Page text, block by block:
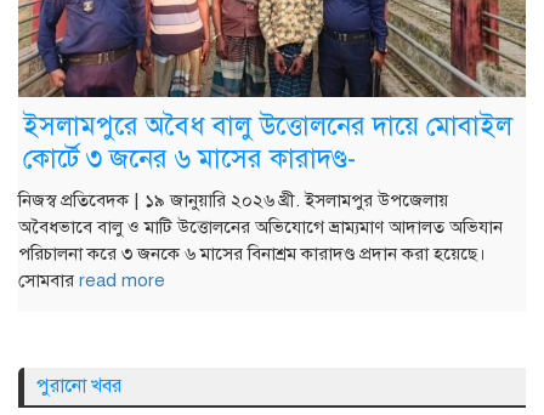
ইসলামপুরে অবৈধ বালু উত্তোলনের দায়ে মোবাইল
কোর্টে ৩ জনের ৬ মাসের কারাদণ্ড-
নিজস্ব প্রতিবেদক | ১৯ জানুয়ারি ২০২৬ খ্রী. ইসলামপুর উপজেলায়
অবৈধভাবে বালু ও মাটি উত্তোলনের অভিযোগে ভ্রাম্যমাণ আদালত অভিযান
পরিচালনা করে ৩ জনকে ৬ মাসের বিনাশ্রম কারাদণ্ড প্রদান করা হয়েছে।
সোমবার read more
পুরানো খবর